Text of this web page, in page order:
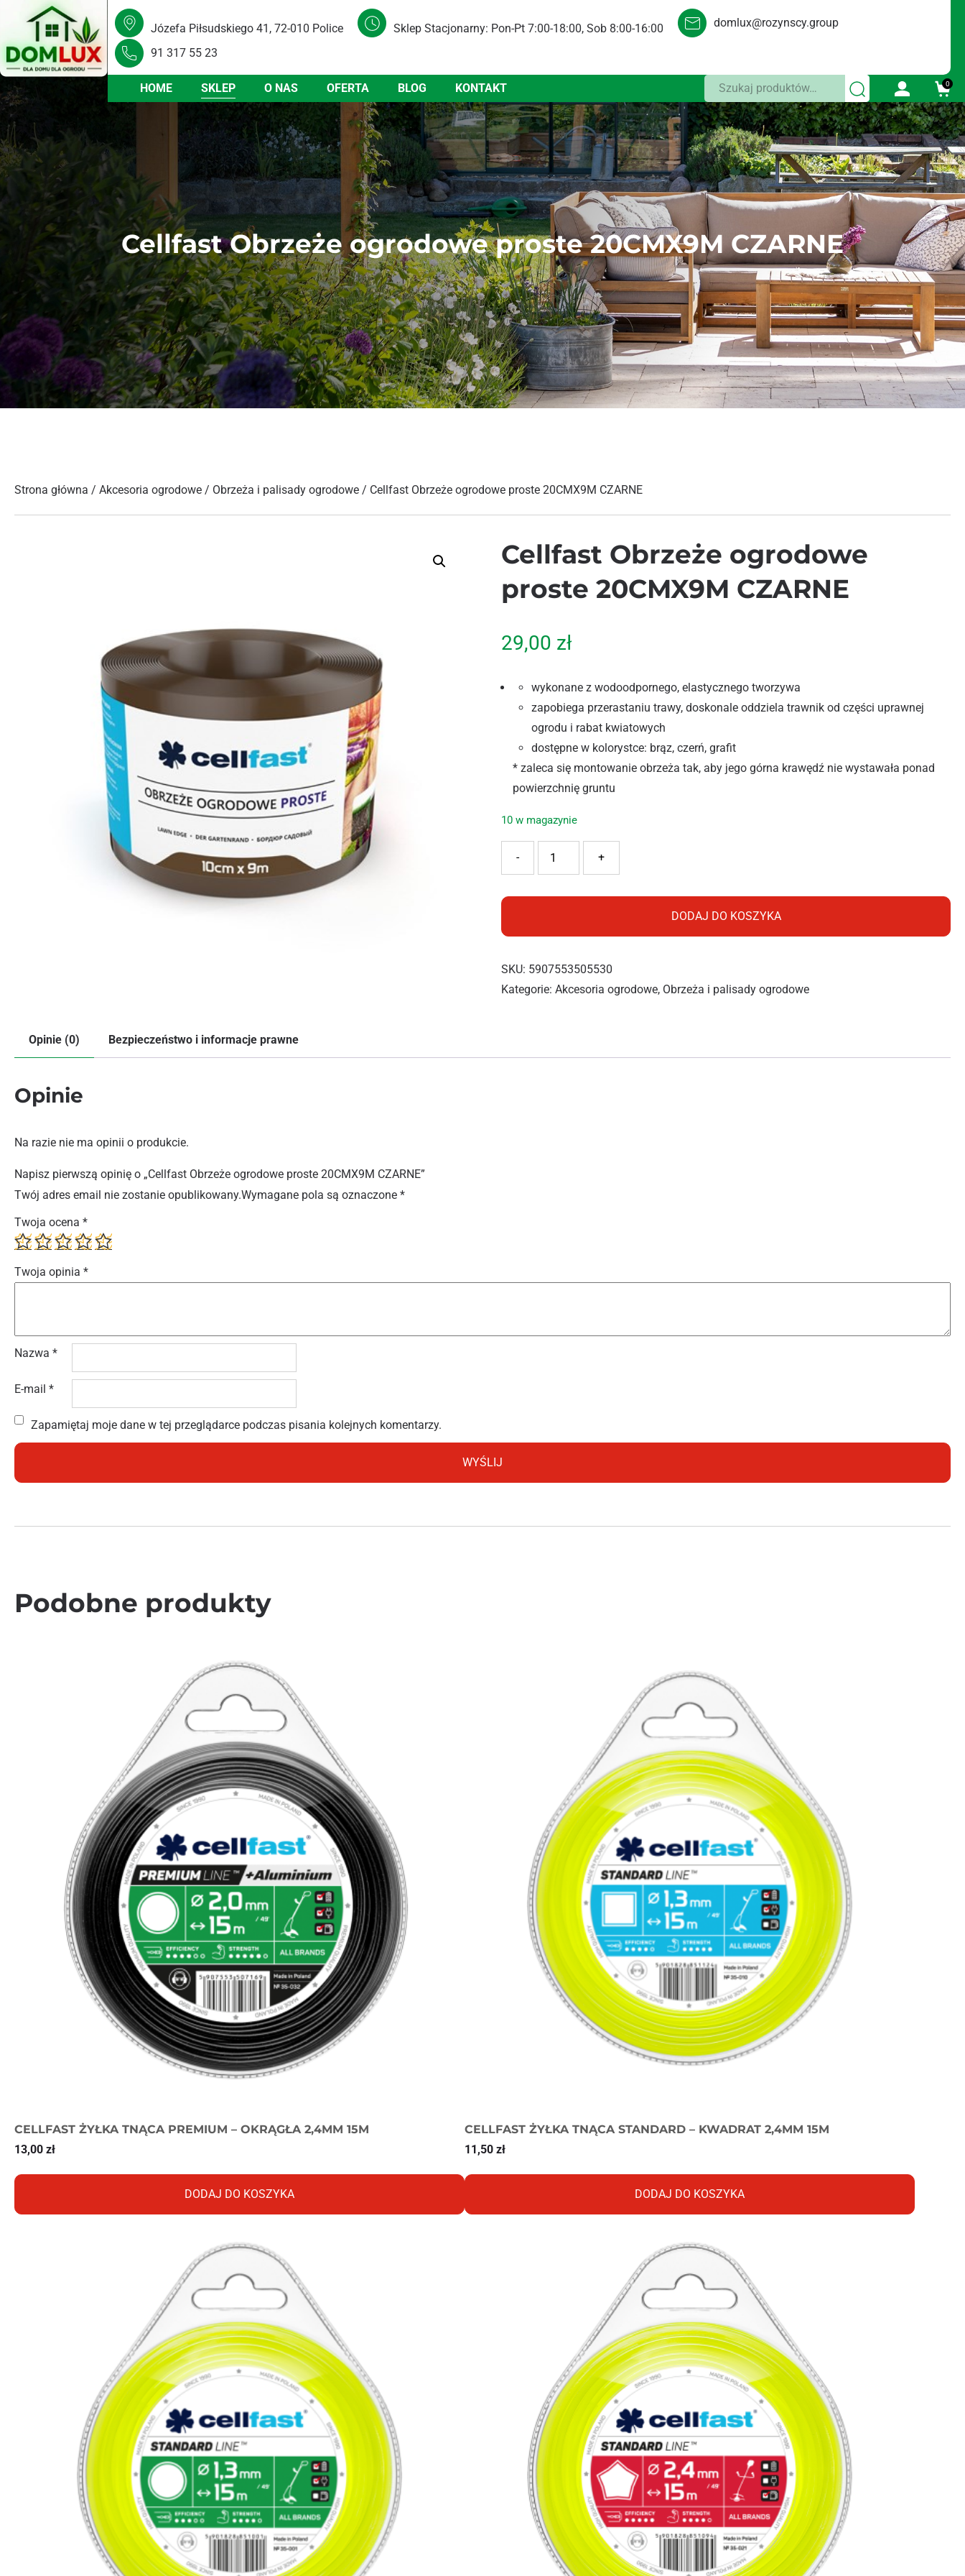
Józefa Piłsudskiego 41, 72-010 Police Sklep Stacjonarny: Pon-Pt 7:00-18:00, Sob 8:00-16:00 domlux@rozynscy.group
91 317 55 23
HOME SKLEP O NAS OFERTA BLOG KONTAKT Szukaj: 0
Cellfast Obrzeże ogrodowe proste 20CMX9M CZARNE
Strona główna / Akcesoria ogrodowe / Obrzeża i palisady ogrodowe / Cellfast Obrzeże ogrodowe proste 20CMX9M CZARNE
Cellfast Obrzeże ogrodowe
proste 20CMX9M CZARNE
29,00 zł
wykonane z wodoodpornego, elastycznego tworzywa
zapobiega przerastaniu trawy, doskonale oddziela trawnik od części uprawnej
ogrodu i rabat kwiatowych
dostępne w kolorystce: brąz, czerń, grafit
* zaleca się montowanie obrzeża tak, aby jego górna krawędź nie wystawała ponad
powierzchnię gruntu
10 w magazynie
+
-
DODAJ DO KOSZYKA
SKU: 5907553505530
Kategorie:Akcesoria ogrodowe, Obrzeża i palisady ogrodowe
Opinie (0) Bezpieczeństwo i informacje prawne
Opinie
Na razie nie ma opinii o produkcie.
Napisz pierwszą opinię o „Cellfast Obrzeże ogrodowe proste 20CMX9M CZARNE”
Twój adres email nie zostanie opublikowany.Wymagane pola są oznaczone *
Twoja ocena *
Twoja opinia *
Nazwa *
E-mail *
Zapamiętaj moje dane w tej przeglądarce podczas pisania kolejnych komentarzy.
Podobne produkty
CELLFAST ŻYŁKA TNĄCA PREMIUM – OKRĄGŁA 2,4MM 15M
13,00 zł
DODAJ DO KOSZYKA
CELLFAST ŻYŁKA TNĄCA STANDARD – KWADRAT 2,4MM 15M
11,50 zł
DODAJ DO KOSZYKA